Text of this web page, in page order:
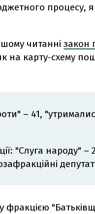
процесу,
читанні закон
на карту-схему
– 41,
"Слуга народу" –
фракцією